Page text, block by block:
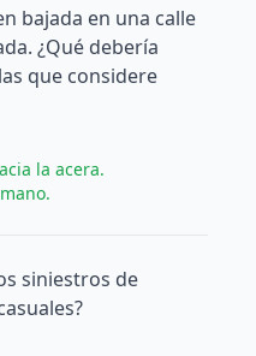
bajada en una calle
¿Qué debería
que considere
la acera.
siniestros de